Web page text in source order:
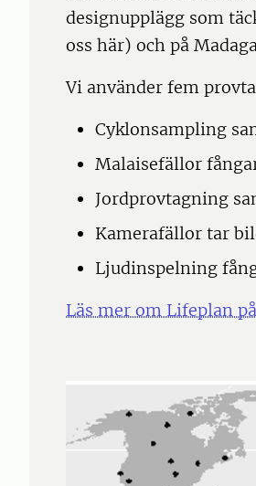
designupplägg som
oss här) och på
Vi använder fem
Cyklonsampling
Malaisefällor
Jordprovtagning
Kamerafällor tar
Ljudinspelning
Läs mer om Lifeplan